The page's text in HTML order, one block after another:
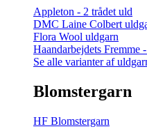
Appleton - 2 trådet uld
DMC Laine Colbert
Flora Wool uldgarn
Haandarbejdets Fremme
Se alle varianter af
Blomstergarn
HF Blomstergarn